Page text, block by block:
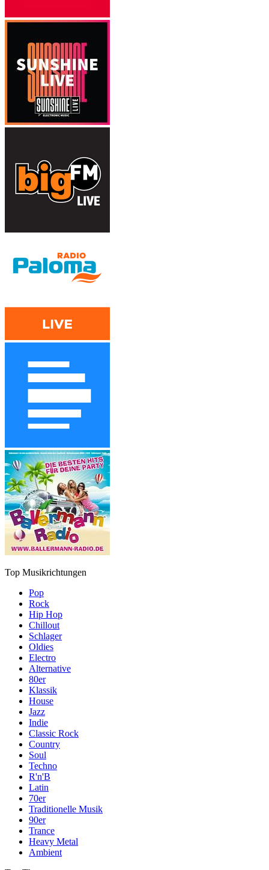
Top Musikrichtungen
Pop
Rock
Hip Hop
Chillout
Schlager
Oldies
Electro
Alternative
80er
Klassik
House
Jazz
Indie
Classic Rock
Country
Soul
Techno
R'n'B
Latin
70er
Traditionelle Musik
90er
Trance
Heavy Metal
Ambient